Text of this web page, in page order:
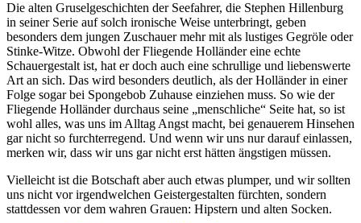
Die alten Gruselgeschichten der Seefahrer, die Stephen Hillenburg
in seiner Serie auf solch ironische Weise unterbringt, geben
besonders dem jungen Zuschauer mehr mit als lustiges Gegröle oder
Stinke-Witze. Obwohl der Fliegende Holländer eine echte
Schauergestalt ist, hat er doch auch eine schrullige und liebenswerte
Art an sich. Das wird besonders deutlich, als der Holländer in einer
Folge sogar bei Spongebob Zuhause einziehen muss. So wie der
Fliegende Holländer durchaus seine „menschliche“ Seite hat, so ist
wohl alles, was uns im Alltag Angst macht, bei genauerem Hinsehen
gar nicht so furchterregend. Und wenn wir uns nur darauf einlassen,
merken wir, dass wir uns gar nicht erst hätten ängstigen müssen.
Vielleicht ist die Botschaft aber auch etwas plumper, und wir sollten
uns nicht vor irgendwelchen Geistergestalten fürchten, sondern
stattdessen vor dem wahren Grauen: Hipstern und alten Socken.